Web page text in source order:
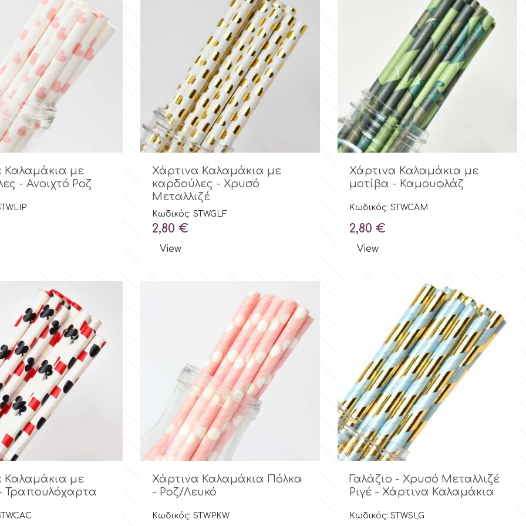
Γρήγορη προβολή
Καλαμάκια με
- Ανοιχτό Ροζ
Γρήγορη προβολή
Χάρτινα Καλαμάκια με
καρδούλες - Χρυσό
Μεταλλιζέ
Κωδικός: STWGLF
Τιμή
2,80 €
View
Γρήγορη προβολή
Χάρτινα Καλαμάκια με
μοτίβα - Καμουφλάζ
Κωδικός: STWCAM
Τιμή
2,80 €
View
Γρήγορη προβολή
Καλαμάκια με
Τραπουλόχαρτα
Γρήγορη προβολή
Χάρτινα Καλαμάκια Πόλκα
- Ροζ/Λευκό
Κωδικός: STWPKW
Γρήγορη προβολή
Γαλάζιο - Χρυσό Μεταλλιζέ
Ριγέ - Χάρτινα Καλαμάκια
Κωδικός: STWSLG